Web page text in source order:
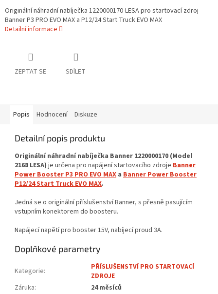
Originální náhradní nabíječka 1220000170-LESA pro startovací zdroj
Banner P3 PRO EVO MAX a P12/24 Start Truck EVO MAX
Detailní informace
ZEPTAT SE SDÍLET
Popis Hodnocení Diskuze
Detailní popis produktu
Originální náhradní nabíječka Banner 1220000170 (Model
2168 LESA) je určena pro napájení startovacího zdroje Banner
Power Booster P3 PRO EVO MAX a Banner Power Booster
P12/24 Start Truck EVO MAX.
Jedná se o originální příslušenství Banner, s přesně pasujícím
vstupním konektorem do boosteru.
Napájecí napětí pro booster 15V, nabíjecí proud 3A.
Doplňkové parametry
Kategorie:
PŘÍSLUŠENSTVÍ PRO STARTOVACÍ
ZDROJE
Záruka:
24 měsíců